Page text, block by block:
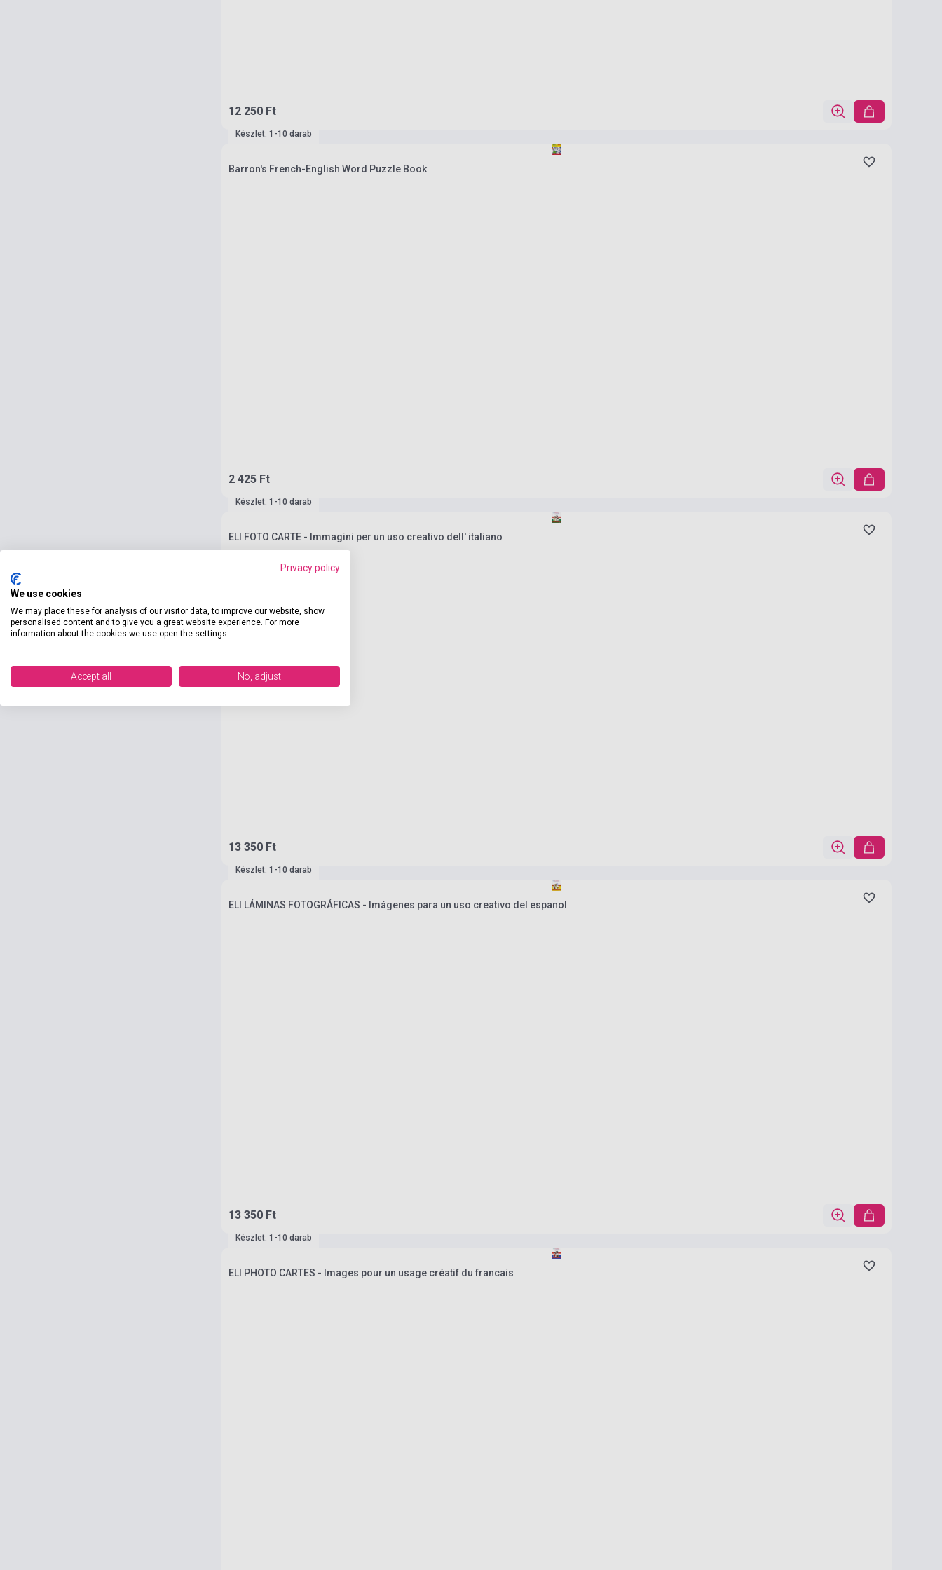
12 250 Ft
Készlet: 1-10 darab
Barron's French-English Word Puzzle Book
2 425 Ft
Készlet: 1-10 darab
ELI FOTO CARTE - Immagini per un uso creativo dell' italiano
13 350 Ft
Készlet: 1-10 darab
ELI LÁMINAS FOTOGRÁFICAS - Imágenes para un uso creativo del espanol
13 350 Ft
Készlet: 1-10 darab
ELI PHOTO CARTES - Images pour un usage créatif du francais
Privacy policy
We use cookies
We may place these for analysis of our visitor data, to improve our website, show
personalised content and to give you a great website experience. For more
information about the cookies we use open the settings.
Accept all No, adjust